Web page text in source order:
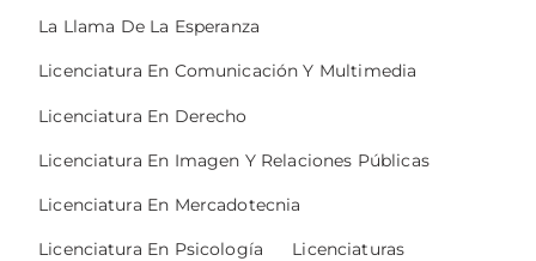
La Llama De La Esperanza
Licenciatura En Comunicación Y Multimedia
Licenciatura En Derecho
Licenciatura En Imagen Y Relaciones Públicas
Licenciatura En Mercadotecnia
Licenciatura En Psicología Licenciaturas